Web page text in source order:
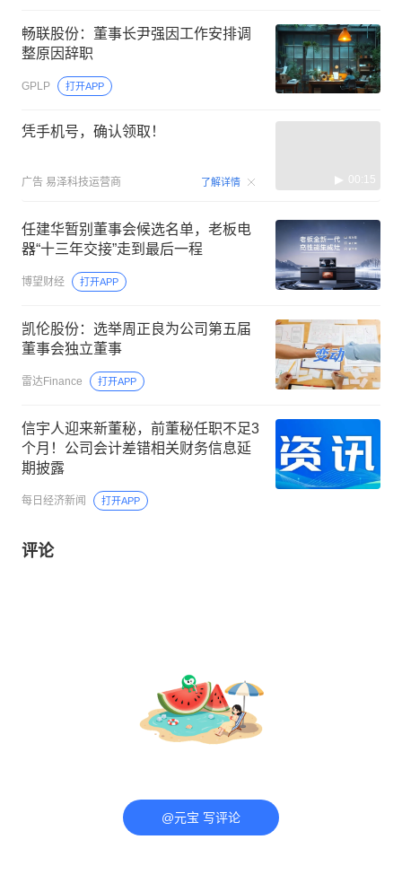
畅联股份：董事长尹强因工作安排调
整原因辞职
GPLP 打开APP
凭手机号，确认领取！
广告 易泽科技运营商 了解详情 00:15
任建华暂别董事会候选名单，老板电
器“十三年交接”走到最后一程
博望财经 打开APP
凯伦股份：选举周正良为公司第五届
董事会独立董事
雷达Finance 打开APP
信宇人迎来新董秘，前董秘任职不足3
个月！公司会计差错相关财务信息延
期披露
每日经济新闻 打开APP
评论
@元宝 写评论